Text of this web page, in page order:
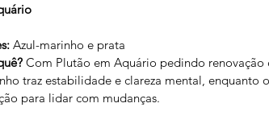
Azul-marinho e prata
Com Plutão em Aquário pedindo
traz estabilidade e clareza mental, enquanto
para lidar com mudanças.